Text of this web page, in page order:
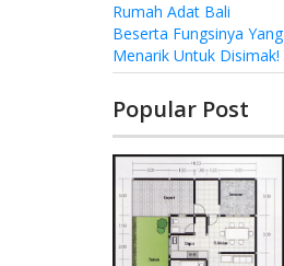
Rumah Adat Bali
Beserta Fungsinya Yang
Menarik Untuk Disimak!
Popular Post